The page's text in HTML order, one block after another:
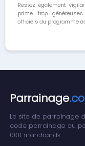
Restez également
prime trop
officiels du programme
Parrainage.co
Le site de parrainage
code parrainage ou
000 marchands.